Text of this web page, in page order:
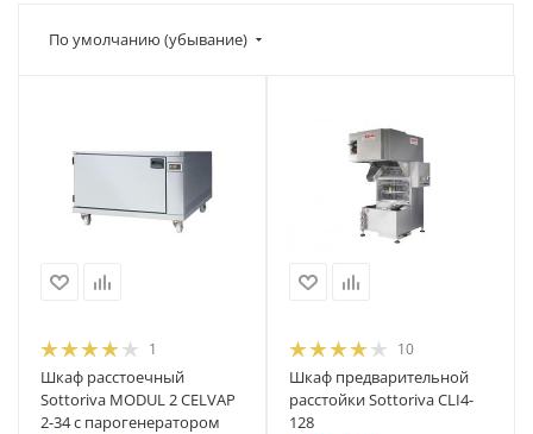
По умолчанию (убывание)
1
Шкаф расстоечный
Sottoriva MODUL 2 CELVAP
2-34 с парогенератором
10
Шкаф предварительной
расстойки Sottoriva CLI4-
128